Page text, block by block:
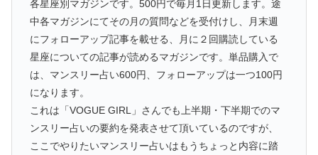
各星座別マガジンです。500円で毎月1日更新します。途
中各マガジンにてその月の質問などを受付けし、月末週
にフォローアップ記事を載せる、月に２回購読している
星座についての記事が読めるマガジンです。単品購入で
は、マンスリー占い600円、フォローアップは一つ100円
になります。
これは「VOGUE GIRL」さんでも上半期・下半期でのマ
ンスリー占いの要約を発表させて頂いているのですが、
ここでやりたいマンスリー占いはもうちょっと内容に踏